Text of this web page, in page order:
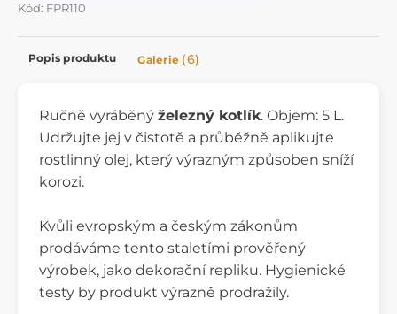
Kód: FPR110
Popis produktu Galerie (6)
Ručně vyráběný železný kotlík. Objem: 5 L.
Udržujte jej v čistotě a průběžně aplikujte
rostlinný olej, který výrazným způsoben sníží
korozi.
Kvůli evropským a českým zákonům
prodáváme tento staletími prověřený
výrobek, jako dekorační repliku. Hygienické
testy by produkt výrazně prodražily.